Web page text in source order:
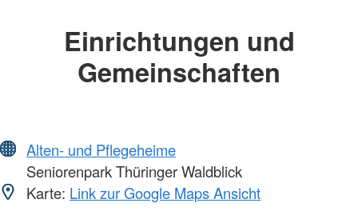
Einrichtungen und
Gemeinschaften
Alten- und Pflegeheime
Seniorenpark Thüringer Waldblick
Karte: Link zur Google Maps Ansicht